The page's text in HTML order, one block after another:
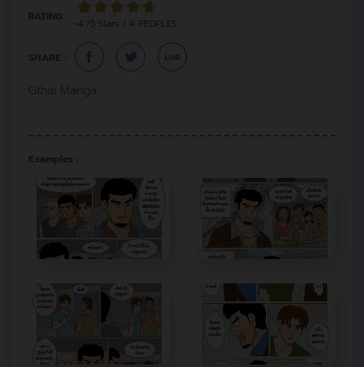
RATING :
~4.75 Stars / 4 PEOPLES
SHARE :
Gthai Manga
Examples :